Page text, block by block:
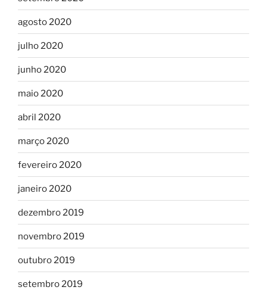
agosto 2020
julho 2020
junho 2020
maio 2020
abril 2020
março 2020
fevereiro 2020
janeiro 2020
dezembro 2019
novembro 2019
outubro 2019
setembro 2019